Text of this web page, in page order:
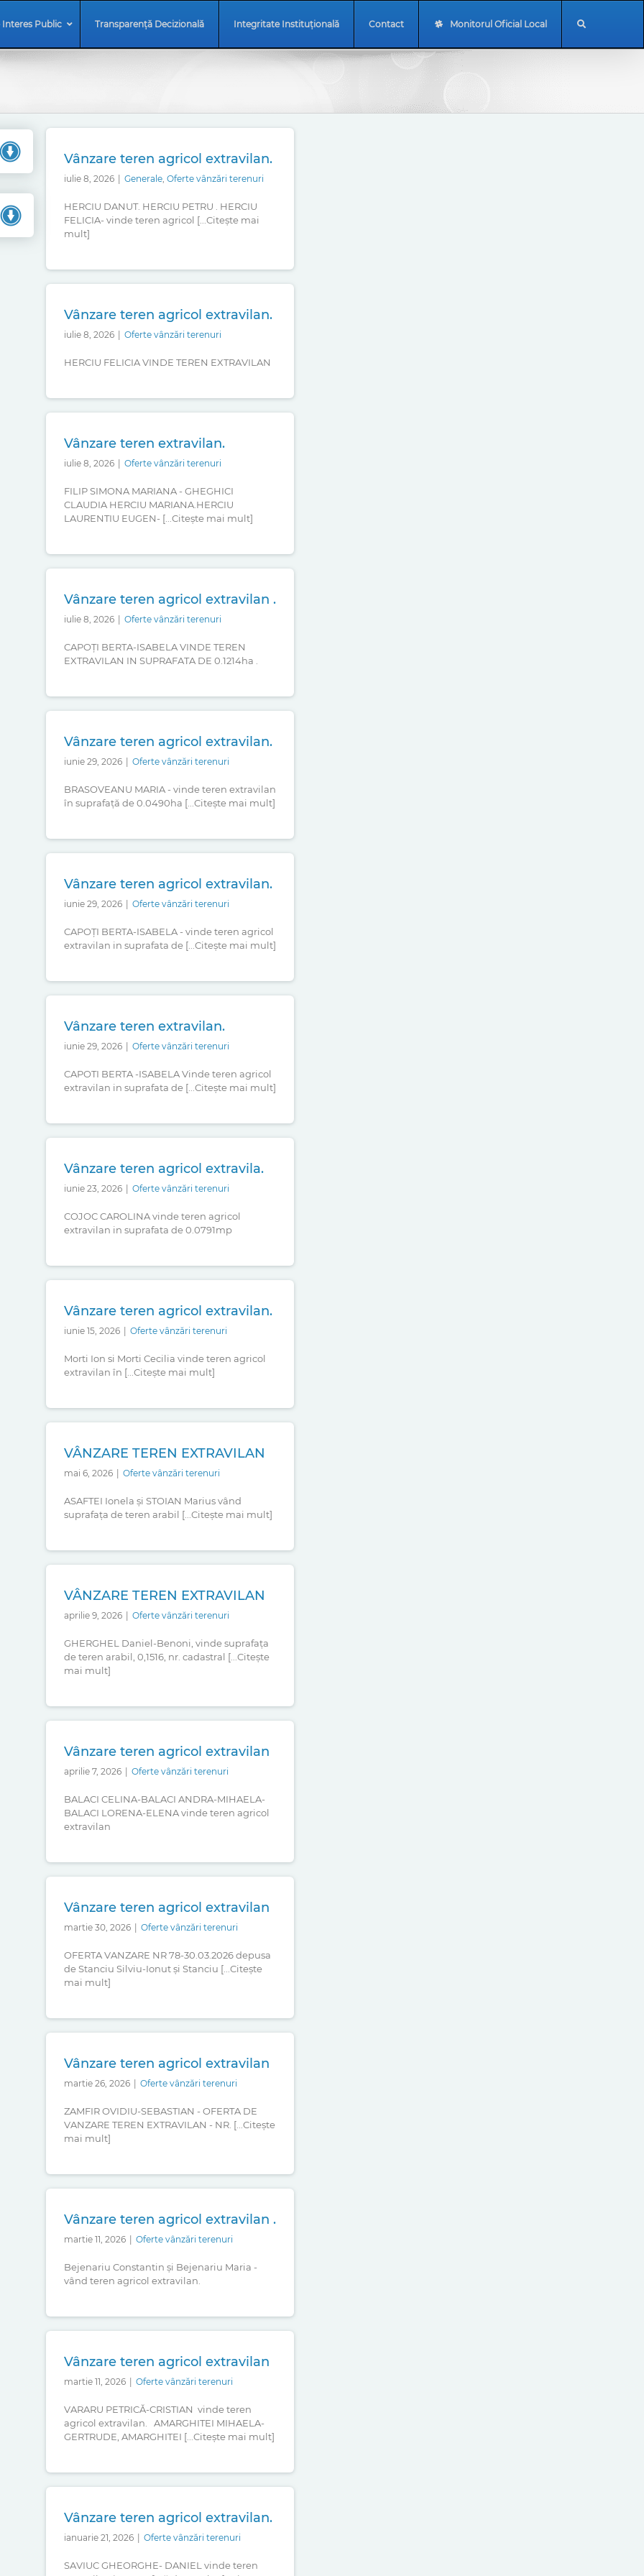
Public Transparență Decizională Integritate Instituțională Contact Monitorul Oficial Local
Vânzare teren agricol extravilan.
iulie 8, 2026 Generale, Oferte vânzări terenuri
HERCIU DANUT. HERCIU PETRU . HERCIU
FELICIA- vinde teren agricol [...Citește mai
mult]
Vânzare teren agricol extravilan.
iulie 8, 2026 Oferte vânzări terenuri
HERCIU FELICIA VINDE TEREN EXTRAVILAN
Vânzare teren extravilan.
iulie 8, 2026 Oferte vânzări terenuri
FILIP SIMONA MARIANA - GHEGHICI
CLAUDIA HERCIU MARIANA.HERCIU
LAURENTIU EUGEN- [...Citește mai mult]
Vânzare teren agricol extravilan .
iulie 8, 2026 Oferte vânzări terenuri
CAPOȚI BERTA-ISABELA VINDE TEREN
EXTRAVILAN IN SUPRAFATA DE 0.1214ha .
Vânzare teren agricol extravilan.
iunie 29, 2026 Oferte vânzări terenuri
BRASOVEANU MARIA - vinde teren extravilan
în suprafață de 0.0490ha [...Citește mai mult]
Vânzare teren agricol extravilan.
iunie 29, 2026 Oferte vânzări terenuri
CAPOȚI BERTA-ISABELA - vinde teren agricol
extravilan in suprafata de [...Citește mai mult]
Vânzare teren extravilan.
iunie 29, 2026 Oferte vânzări terenuri
CAPOTI BERTA -ISABELA Vinde teren agricol
extravilan in suprafata de [...Citește mai mult]
Vânzare teren agricol extravila.
iunie 23, 2026 Oferte vânzări terenuri
COJOC CAROLINA vinde teren agricol
extravilan in suprafata de 0.0791mp
Vânzare teren agricol extravilan.
iunie 15, 2026 Oferte vânzări terenuri
Morti Ion si Morti Cecilia vinde teren agricol
extravilan în [...Citește mai mult]
VÂNZARE TEREN EXTRAVILAN
mai 6, 2026 Oferte vânzări terenuri
ASAFTEI Ionela și STOIAN Marius vând
suprafața de teren arabil [...Citește mai mult]
VÂNZARE TEREN EXTRAVILAN
aprilie 9, 2026 Oferte vânzări terenuri
GHERGHEL Daniel-Benoni, vinde suprafața
de teren arabil, 0,1516, nr. cadastral [...Citește
mai mult]
Vânzare teren agricol extravilan
aprilie 7, 2026 Oferte vânzări terenuri
BALACI CELINA-BALACI ANDRA-MIHAELA-
BALACI LORENA-ELENA vinde teren agricol
extravilan
Vânzare teren agricol extravilan
martie 30, 2026 Oferte vânzări terenuri
OFERTA VANZARE NR 78-30.03.2026 depusa
de Stanciu Silviu-Ionut și Stanciu [...Citește
mai mult]
Vânzare teren agricol extravilan
martie 26, 2026 Oferte vânzări terenuri
ZAMFIR OVIDIU-SEBASTIAN - OFERTA DE
VANZARE TEREN EXTRAVILAN - NR. [...Citește
mai mult]
Vânzare teren agricol extravilan .
martie 11, 2026 Oferte vânzări terenuri
Bejenariu Constantin și Bejenariu Maria -
vând teren agricol extravilan.
Vânzare teren agricol extravilan
martie 11, 2026 Oferte vânzări terenuri
VARARU PETRICĂ-CRISTIAN vinde teren
agricol extravilan. AMARGHITEI MIHAELA-
GERTRUDE, AMARGHITEI [...Citește mai mult]
Vânzare teren agricol extravilan.
ianuarie 21, 2026 Oferte vânzări terenuri
SAVIUC GHEORGHE- DANIEL vinde teren